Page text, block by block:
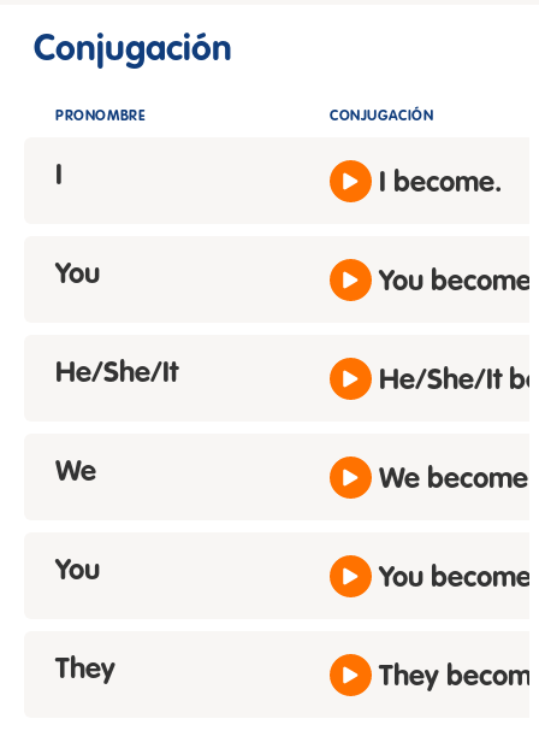
Conjugación
PRONOMBRE CONJUGACIÓN
I I become.
You You become.
He/She/It He/She/It
We We become.
You You become.
They They